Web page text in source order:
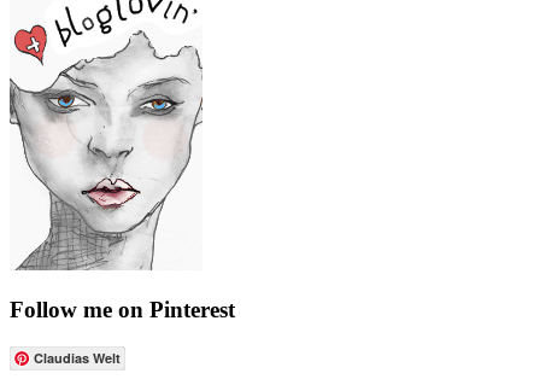
Follow me on Pinterest
Claudias Welt